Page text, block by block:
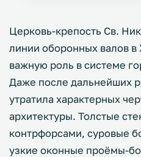
Церковь-крепость Св.
линии оборонных валов в
важную роль в системе
Даже после дальнейших
утратила характерных
архитектуры. Толстые
контрфорсами, суровые
узкие оконные проёмы-